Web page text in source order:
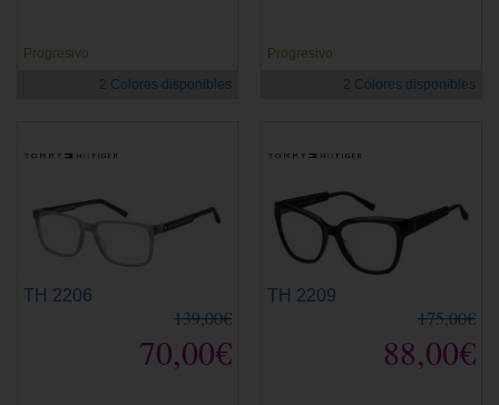
Progresivo
2 Colores disponibles
Progresivo
2 Colores disponibles
TH 2206
139,00€
70,00€
TH 2209
175,00€
88,00€